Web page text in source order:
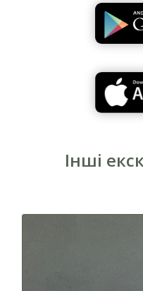
Славные в нем
Інші